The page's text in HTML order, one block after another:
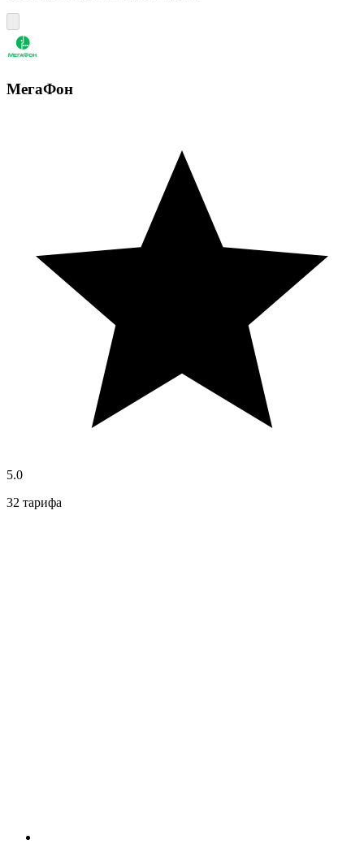
МегаФон
5.0
32 тарифа